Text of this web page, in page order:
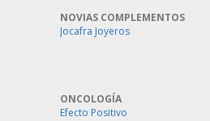
NOVIAS COMPLEMENTOS
Jocafra Joyeros
ONCOLOGÍA
Efecto Positivo